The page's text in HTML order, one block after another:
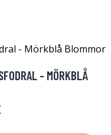
- MÖRKBLÅ